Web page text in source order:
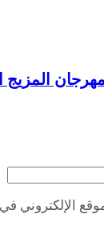
المزيج
الإلكتروني